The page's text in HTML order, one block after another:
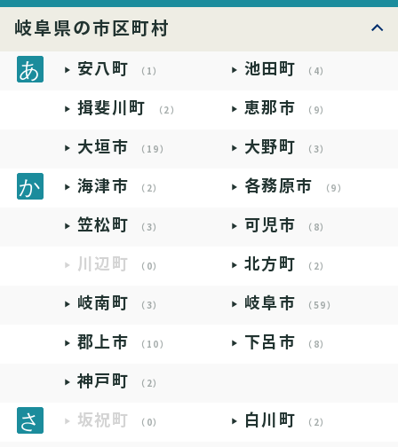
岐阜県の市区町村
安八町 （1） 池田町 （4）
揖斐川町 （2） 恵那市 （9）
大垣市 （19） 大野町 （3）
海津市 （2） 各務原市 （9）
笠松町 （3） 可児市 （8）
川辺町 （0） 北方町 （2）
岐南町 （3） 岐阜市 （59）
郡上市 （10） 下呂市 （8）
神戸町 （2）
坂祝町 （0） 白川町 （2）